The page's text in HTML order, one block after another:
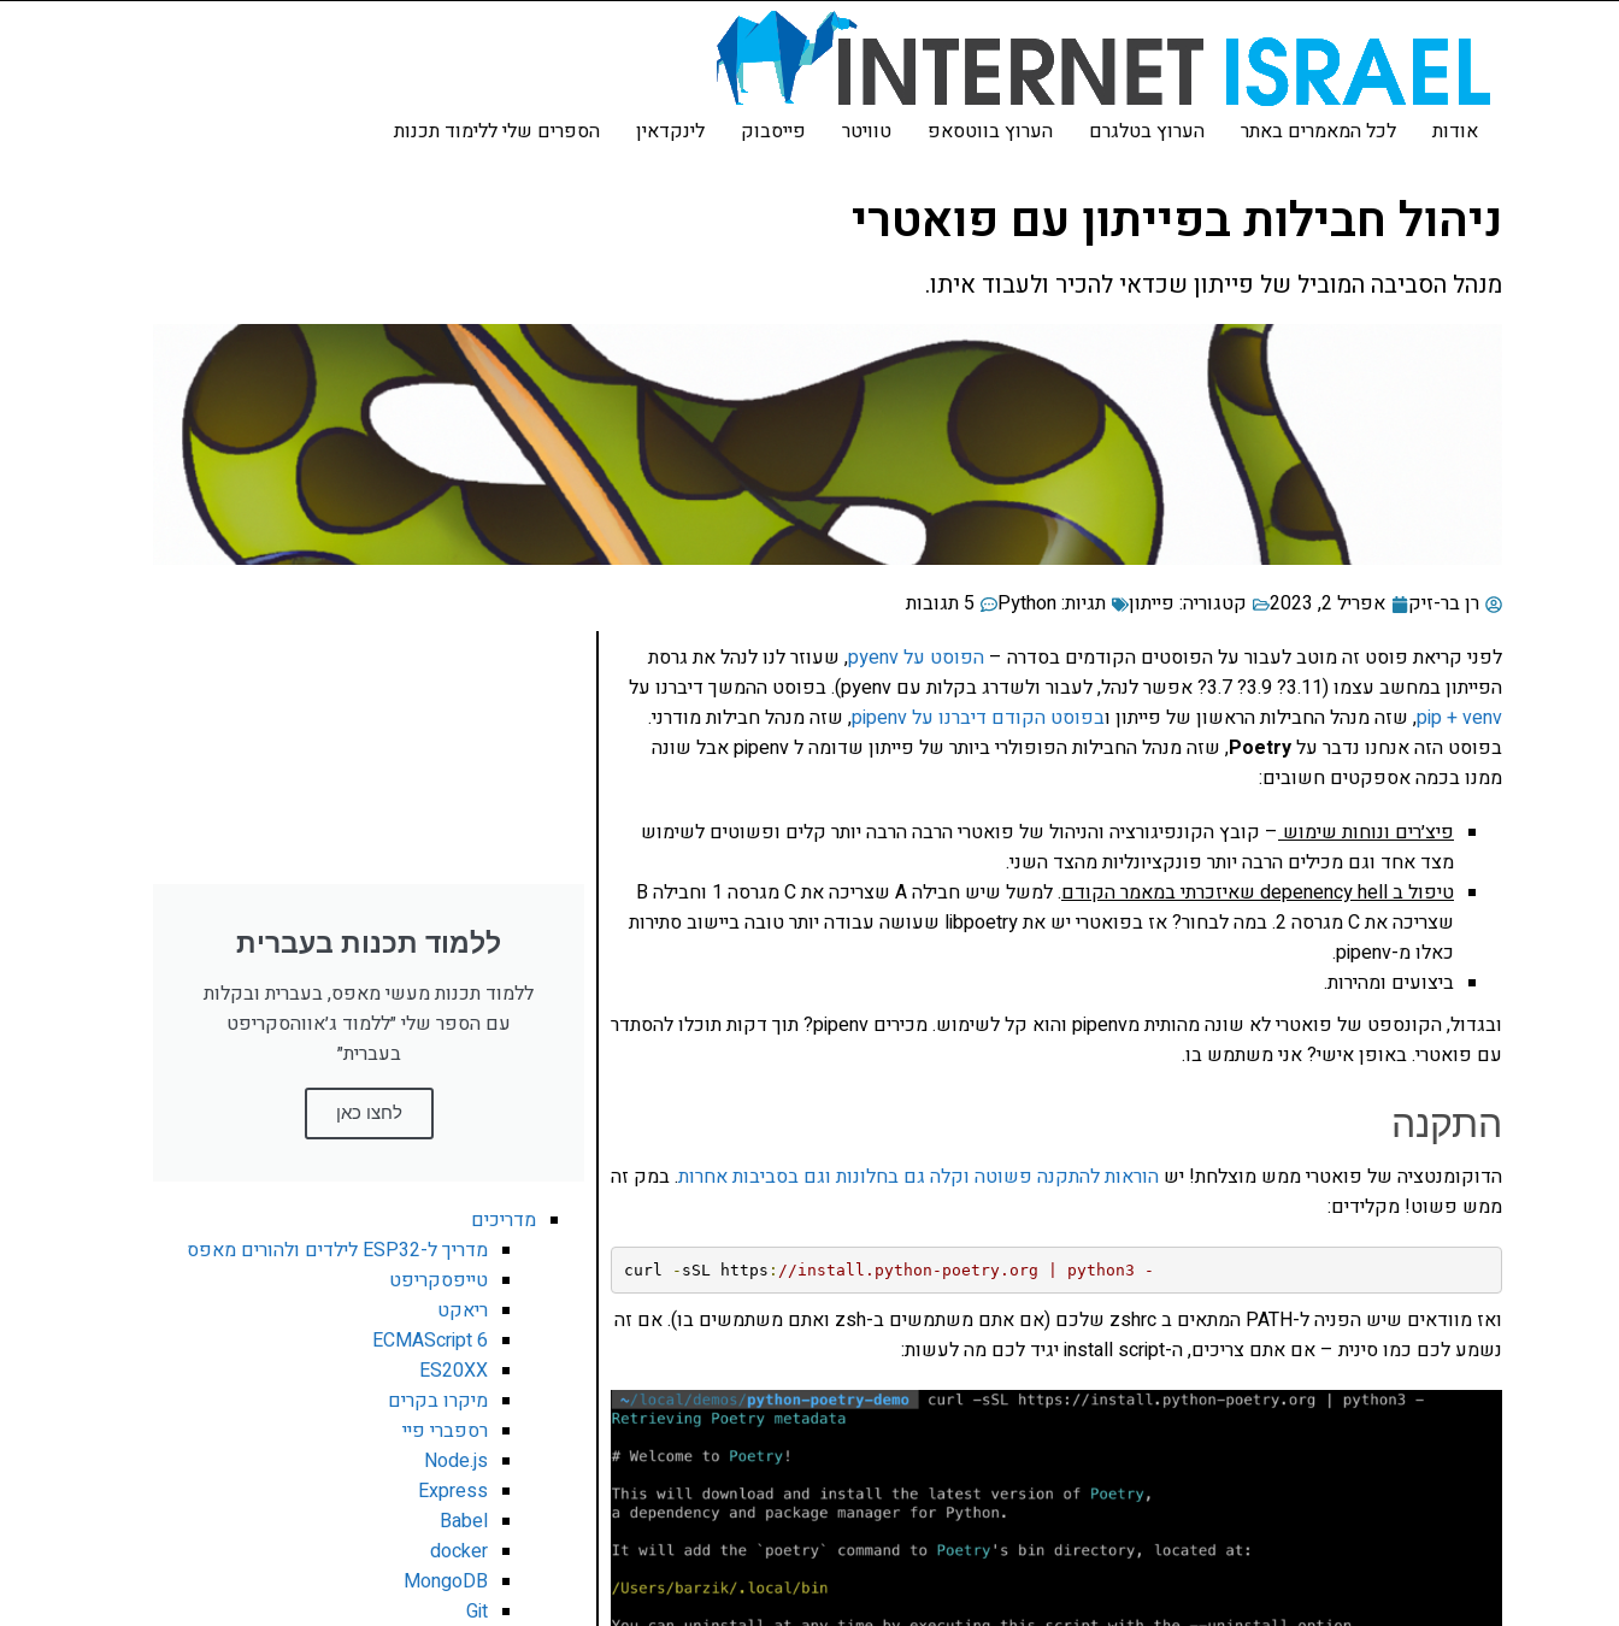
אודות לכל המאמרים באתר הערוץ בטלגרם הערוץ בווטסאפ טוויטר פייסבוק לינקדאין הספרים שלי ללימוד תכנות
ניהול חבילות בפייתון עם פואטרי
מנהל הסביבה המוביל של פייתון שכדאי להכיר ולעבוד איתו.
רן בר-זיק אפריל 2, 2023 קטגוריה: פייתון תגיות:Python
5 תגובות
לפני קריאת פוסט זה מוטב לעבור על הפוסטים הקודמים בסדרה – הפוסט על pyenv
, שעוזר לנו לנהל את גרסת
הפייתון במחשב עצמו (3.11? 3.9? 3.7? אפשר לנהל, לעבור ולשדרג בקלות עם pyenv). בפוסט ההמשך דיברנו על
pip + venv, שזה מנהל החבילות הראשון של פייתון ובפוסט הקודם דיברנו על pipenv
, שזה מנהל חבילות מודרני.
בפוסט הזה אנחנו נדבר עלPoetry
, שזה מנהל החבילות הפופולרי ביותר של פייתון שדומה ל pipenv אבל שונה
ממנו בכמה אספקטים חשובים:
פיצ׳רים ונוחות שימוש– קובץ הקונפיגורציה והניהול של פואטרי הרבה הרבה יותר קלים ופשוטים לשימוש
מצד אחד וגם מכילים הרבה יותר פונקציונליות מהצד השני.
טיפול ב depenency hell שאיזכרתי במאמר הקודם
. למשל שיש חבילה A שצריכה את C מגרסה 1 וחבילה B
שצריכה את C מגרסה 2. במה לבחור? אז בפואטרי יש את libpoetry שעושה עבודה יותר טובה ביישוב סתירות
כאלו מ-pipenv.
ביצועים ומהירות.
ובגדול, הקונספט של פואטרי לא שונה מהותית מpipenv והוא קל לשימוש. מכירים pipenv? תוך דקות תוכלו להסתדר
עם פואטרי. באופן אישי? אני משתמש בו.
התקנה
הדוקומנטציה של פואטרי ממש מוצלחת! יש הוראות להתקנה פשוטה וקלה גם בחלונות וגם בסביבות אחרות. במק זה
ממש פשוט! מקלידים:
curl - sSL https : //install.python-poetry.org | python3 -
ואז מוודאים שיש הפניה ל-PATH המתאים ב zshrc שלכם (אם אתם משתמשים ב-zsh ואתם משתמשים בו). אם זה
נשמע לכם כמו סינית – אם אתם צריכים, ה-install script יגיד לכם מה לעשות:
ללמוד תכנות בעברית
ללמוד תכנות מעשי מאפס, בעברית ובקלות
עם הספר שלי ״ללמוד ג׳אווהסקריפט
בעברית״
לחצו כאן
מדריכים
מדריך ל-ESP32 לילדים ולהורים מאפס
טייפסקריפט
ריאקט
ECMAScript 6
ES20XX
מיקרו בקרים
רספברי פיי
Node.js
Express
Babel
docker
MongoDB
Git